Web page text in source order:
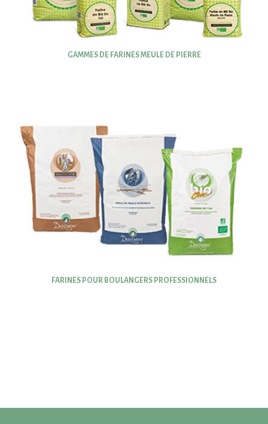
GAMMES DE FARINES MEULE DE PIERRE
FARINES POUR BOULANGERS PROFESSIONNELS